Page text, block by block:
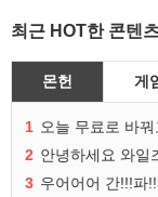
최근 HOT한 콘텐
몬헌 게
1 오늘 무료로 바
2 안녕하세요 와일
3 우어어어 간!!!파